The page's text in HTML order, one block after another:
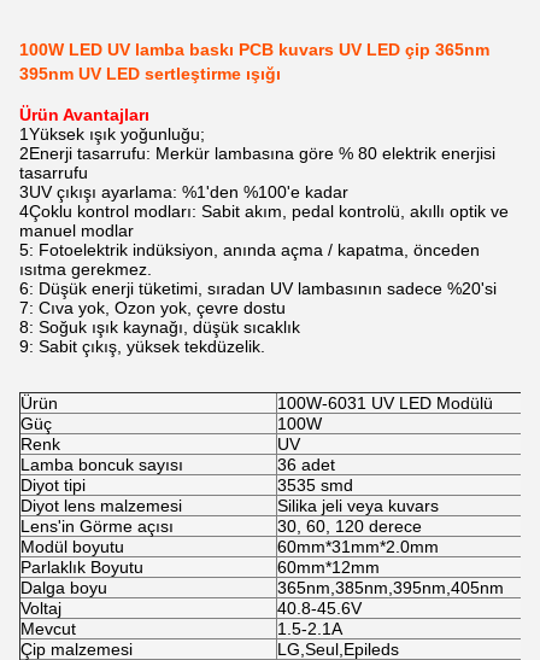
100W LED UV lamba baskı PCB kuvars UV LED çip 365nm
395nm UV LED sertleştirme ışığı
Ürün Avantajları
1Yüksek ışık yoğunluğu;
2Enerji tasarrufu: Merkür lambasına göre % 80 elektrik enerjisi
tasarrufu
3UV çıkışı ayarlama: %1'den %100'e kadar
4Çoklu kontrol modları: Sabit akım, pedal kontrolü, akıllı optik ve
manuel modlar
5: Fotoelektrik indüksiyon, anında açma / kapatma, önceden
ısıtma gerekmez.
6: Düşük enerji tüketimi, sıradan UV lambasının sadece %20'si
7: Cıva yok, Ozon yok, çevre dostu
8: Soğuk ışık kaynağı, düşük sıcaklık
9: Sabit çıkış, yüksek tekdüzelik.
Ürün
100W-6031 UV LED Modülü
Güç
100W
Renk
UV
Lamba boncuk sayısı
36 adet
Diyot tipi
3535 smd
Diyot lens malzemesi
Silika jeli veya kuvars
Lens'in Görme açısı
30, 60, 120 derece
Modül boyutu
60mm*31mm*2.0mm
Parlaklık Boyutu
60mm*12mm
Dalga boyu
365nm,385nm,395nm,405nm
Voltaj
40.8-45.6V
Mevcut
1.5-2.1A
Çip malzemesi
LG,Seul,Epileds